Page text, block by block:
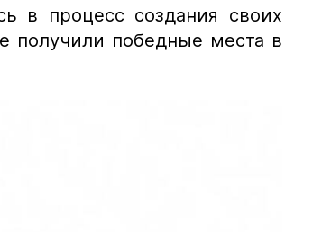
в процесс создания своих
получили победные места в